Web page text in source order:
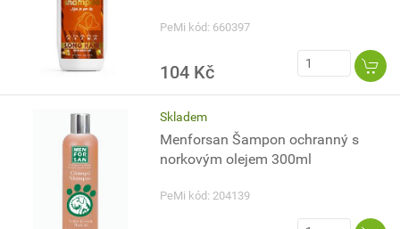
PeMi kód: 660397
104 Kč
Skladem
Menforsan Šampon ochranný s
norkovým olejem 300ml
PeMi kód: 204139